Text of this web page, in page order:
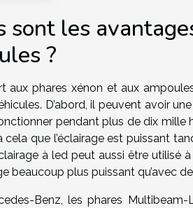
sont les
?
aux phares xénon et aux
D’abord, il peuvent avoir
pendant plus de dix mille
cela que l’éclairage est puissant
à led peut aussi être utilisé
beaucoup plus puissant qu’avec
Benz, les phares